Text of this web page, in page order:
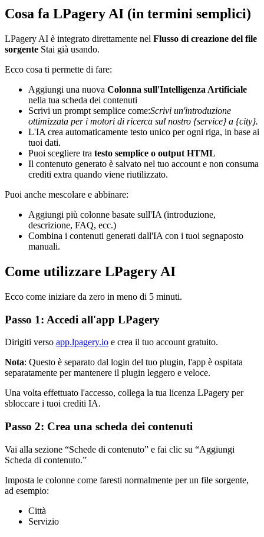
Cosa fa LPagery AI (in termini semplici)
LPagery AI è integrato direttamente nel Flusso di creazione del file
sorgente Stai già usando.
Ecco cosa ti permette di fare:
Aggiungi una nuova Colonna sull'Intelligenza Artificiale
nella tua scheda dei contenuti
Scrivi un prompt semplice come:Scrivi un'introduzione
ottimizzata per i motori di ricerca sul nostro {service} a {city}.
L'IA crea automaticamente testo unico per ogni riga, in base ai
tuoi dati.
Puoi scegliere tra testo semplice o output HTML
Il contenuto generato è salvato nel tuo account e non consuma
crediti extra quando viene riutilizzato.
Puoi anche mescolare e abbinare:
Aggiungi più colonne basate sull'IA (introduzione,
descrizione, FAQ, ecc.)
Combina i contenuti generati dall'IA con i tuoi segnaposto
manuali.
Come utilizzare LPagery AI
Ecco come iniziare da zero in meno di 5 minuti.
Passo 1: Accedi all'app LPagery
Dirigiti verso app.lpagery.io e crea il tuo account gratuito.
Nota: Questo è separato dal login del tuo plugin, l'app è ospitata
separatamente per mantenere il plugin leggero e veloce.
Una volta effettuato l'accesso, collega la tua licenza LPagery per
sbloccare i tuoi crediti IA.
Passo 2: Crea una scheda dei contenuti
Vai alla sezione “Schede di contenuto” e fai clic su “Aggiungi
Scheda di contenuto.”
Imposta le colonne come faresti normalmente per un file sorgente,
ad esempio:
Città
Servizio